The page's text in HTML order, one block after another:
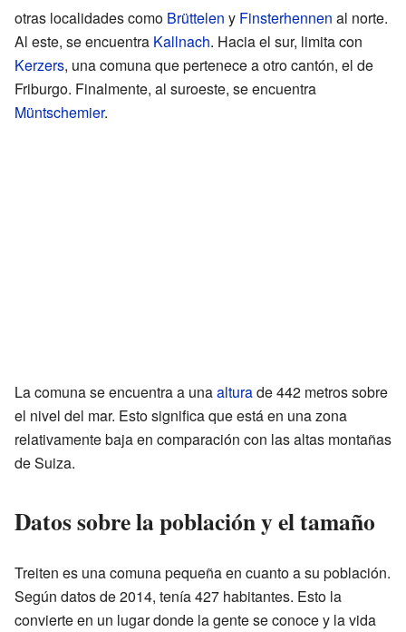
otras localidades como Brüttelen y Finsterhennen al norte.
Al este, se encuentra Kallnach. Hacia el sur, limita con
Kerzers, una comuna que pertenece a otro cantón, el de
Friburgo. Finalmente, al suroeste, se encuentra
Müntschemier.
La comuna se encuentra a unaalturade 442 metros sobre
el nivel del mar. Esto significa que está en una zona
relativamente baja en comparación con las altas montañas
de Suiza.
Datos sobre la población y el tamaño
Treiten es una comuna pequeña en cuanto a su población.
Según datos de 2014, tenía 427 habitantes. Esto la
convierte en un lugar donde la gente se conoce y la vida